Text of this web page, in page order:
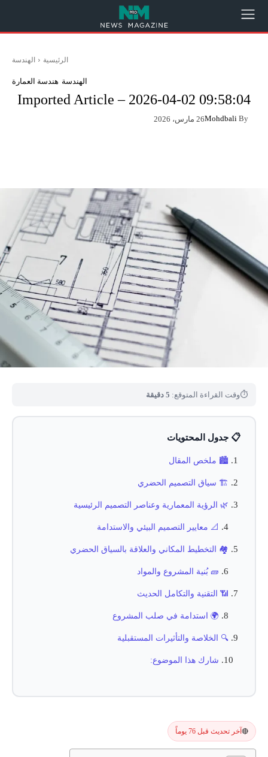
الرئيسية الهندسة
الهندسة هندسة العمارة
Imported Article – 2026-04-02 09:58:04
By
Mohdbali26 مارس، 2026
⏱وقت القراءة المتوقع: 5 دقيقة
📋 جدول المحتويات
🏙️ ملخص المقال
🏗️ سياق التصميم الحضري
🌿 الرؤية المعمارية وعناصر التصميم الرئيسية
📐 معايير التصميم البيئي والاستدامة
🏘️ التخطيط المكاني والعلاقة بالسياق الحضري
🧱 بُنية المشروع والمواد
📶 التقنية والتكامل الحديث
🌍 استدامة في صلب المشروع
🔍 الخلاصة والتأثيرات المستقبلية
شارك هذا الموضوع:
🔴 آخر تحديث قبل 76 يوماً